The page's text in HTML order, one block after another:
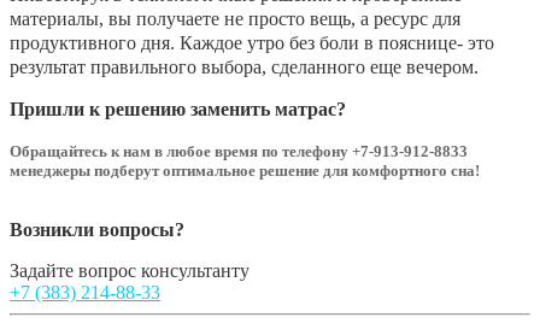
материалы, вы получаете не просто вещь, а ресурс для
продуктивного дня. Каждое утро без боли в пояснице- это
результат правильного выбора, сделанного еще вечером.
Пришли к решению заменить матрас?
Обращайтесь к нам в любое время по телефону +7-913-912-8833
менеджеры подберут оптимальное решение для комфортного сна!
Возникли вопросы?
Задайте вопрос консультанту
+7 (383) 214-88-33